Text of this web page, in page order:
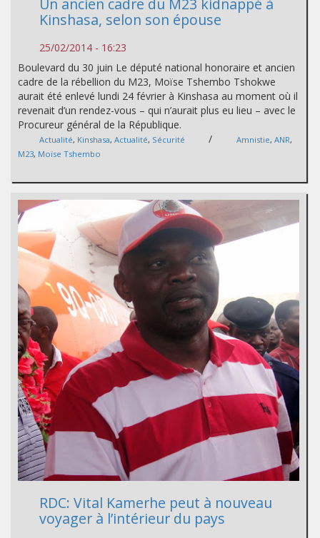
Kinshasa, selon son épouse
25/02/2014 - 16:23
Boulevard du 30 juin Le député national honoraire et ancien
cadre de la rébellion du M23, Moïse Tshembo Tshokwe
aurait été enlevé lundi 24 février à Kinshasa au moment où il
revenait d’un rendez-vous – qui n’aurait plus eu lieu – avec le
Procureur général de la République.
Actualité, Kinshasa, Actualité, Sécurité / Amnistie, ANR,
M23, Moïse Tshembo
RDC: Vital Kamerhe peut à nouveau
voyager à l’intérieur du pays